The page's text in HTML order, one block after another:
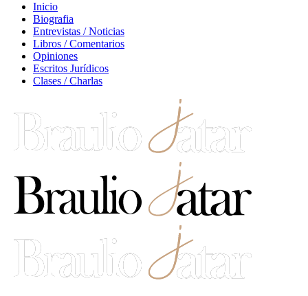
Inicio
Biografia
Entrevistas / Noticias
Libros / Comentarios
Opiniones
Escritos Jurídicos
Clases / Charlas